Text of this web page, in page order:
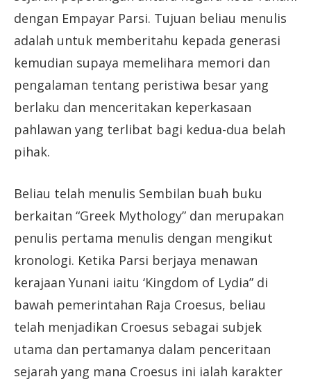
dengan Empayar Parsi. Tujuan beliau menulis
adalah untuk memberitahu kepada generasi
kemudian supaya memelihara memori dan
pengalaman tentang peristiwa besar yang
berlaku dan menceritakan keperkasaan
pahlawan yang terlibat bagi kedua-dua belah
pihak.
Beliau telah menulis Sembilan buah buku
berkaitan “Greek Mythology” dan merupakan
penulis pertama menulis dengan mengikut
kronologi. Ketika Parsi berjaya menawan
kerajaan Yunani iaitu ‘Kingdom of Lydia” di
bawah pemerintahan Raja Croesus, beliau
telah menjadikan Croesus sebagai subjek
utama dan pertamanya dalam penceritaan
sejarah yang mana Croesus ini ialah karakter